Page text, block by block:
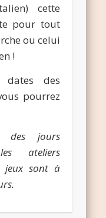
cette
pour tout
ou celui
!
dates des
pourrez
jours
ateliers
jeux sont à